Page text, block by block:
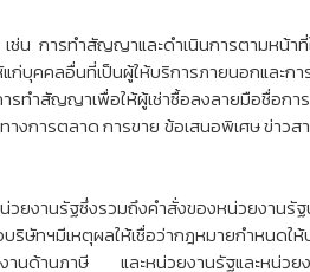
น การทำสัญญาและดำเนินการตามหน้
บุคคลอื่นที่เป็นผู้ให้บริการภายนอกและกา
รทำสัญญาเพื่อให้ผู้เช่าซื้อลงลายมือชื่อกา
การตลาด การขาย ข้อเสนอพิเศษ ข่าวส
งานรัฐซึ่งรวมถึงคำสั่งของหน่วยงานรัฐ
ษัทฯมีเหตุผลให้เชื่อว่ากฎหมายกำหนดใ
านด้านภาษี และหน่วยงานรัฐและหน่วย